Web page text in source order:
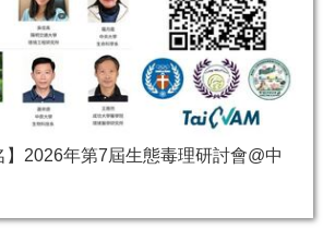
】2026年第7屆生態毒理研討會@中